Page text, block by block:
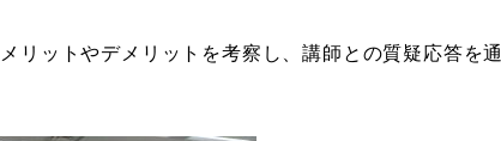
ットやデメリットを考察し、講師との質疑応答を通